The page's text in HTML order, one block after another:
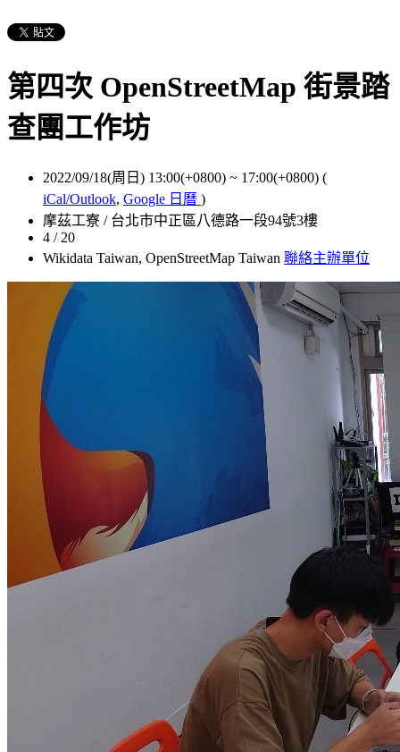
第四次 OpenStreetMap 街景踏
查團工作坊
2022/09/18(周日) 13:00(+0800) ~ 17:00(+0800) (
iCal/Outlook, Google 日曆 )
摩茲工寮 / 台北市中正區八德路一段94號3樓
4 / 20
Wikidata Taiwan, OpenStreetMap Taiwan 聯絡主辦單位